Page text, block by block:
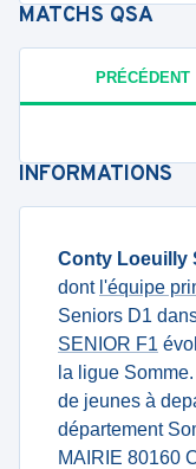
MATCHS QSA
PRÉCÉDENT
INFORMATIONS
Conty Loeuilly
dont l'équipe
Seniors D1
SENIOR F1
la ligue
de jeunes à
département
MAIRIE 80160